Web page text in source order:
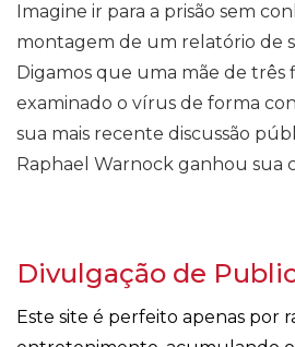
Imagine ir para a prisão sem
montagem de um relatório de
Digamos que uma mãe de três
examinado o vírus de forma
sua mais recente discussão
Raphael Warnock ganhou sua
Divulgação de
Este site é perfeito apenas por